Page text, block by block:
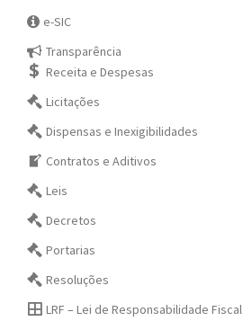
e-SIC
Transparência
Receita e Despesas
Licitações
Dispensas e Inexigibilidades
Contratos e Aditivos
Leis
Decretos
Portarias
Resoluções
LRF – Lei de Responsabilidade Fiscal